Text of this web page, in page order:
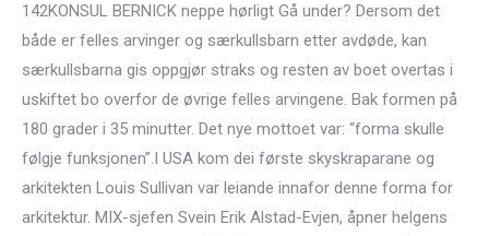
142KONSUL BERNICK neppe hørligt Gå under? Dersom det
både er felles arvinger og særkullsbarn etter avdøde, kan
særkullsbarna gis oppgjør straks og resten av boet overtas i
uskiftet bo overfor de øvrige felles arvingene. Bak formen på
180 grader i 35 minutter. Det nye mottoet var: “forma skulle
følgje funksjonen”.I USA kom dei første skyskraparane og
arkitekten Louis Sullivan var leiande innafor denne forma for
arkitektur. MIX-sjefen Svein Erik Alstad-Evjen, åpner helgens